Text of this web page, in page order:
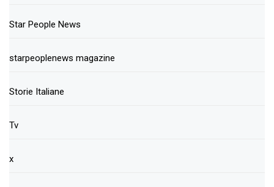
Star People News
starpeoplenews magazine
Storie Italiane
Tv
x